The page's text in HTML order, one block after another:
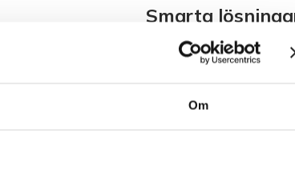
Om
eller ha ett
Smarta
– tips för att
Att skapa en funktionell
kan vara en utmaning,
begränsat. Genom att
effektiva tekniker kan